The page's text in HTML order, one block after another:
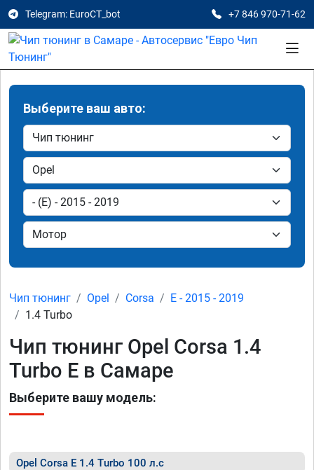
Telegram: EuroCT_bot +7 846 970-71-62
Выберите ваш авто:
Чип тюнинг Opel Corsa
E - 2015 - 2019
1.4 Turbo
Чип тюнинг Opel Corsa 1.4
Turbo E в Самаре
Выберите вашу модель:
Opel Corsa E 1.4 Turbo 100 л.с